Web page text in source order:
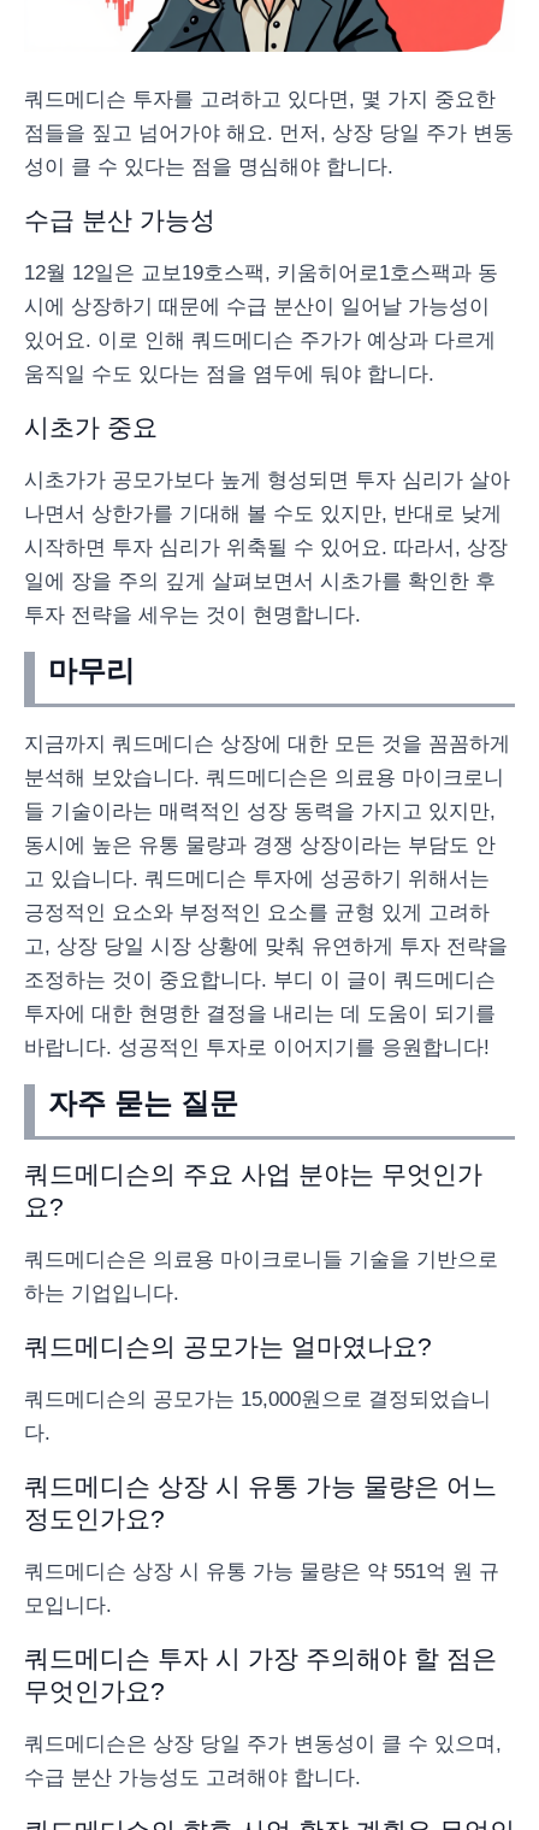
쿼드메디슨 투자를 고려하고 있다면, 몇 가지 중요한
점들을 짚고 넘어가야 해요. 먼저, 상장 당일 주가 변동
성이 클 수 있다는 점을 명심해야 합니다.
수급 분산 가능성
12월 12일은 교보19호스팩, 키움히어로1호스팩과 동
시에 상장하기 때문에 수급 분산이 일어날 가능성이
있어요. 이로 인해 쿼드메디슨 주가가 예상과 다르게
움직일 수도 있다는 점을 염두에 둬야 합니다.
시초가 중요
시초가가 공모가보다 높게 형성되면 투자 심리가 살아
나면서 상한가를 기대해 볼 수도 있지만, 반대로 낮게
시작하면 투자 심리가 위축될 수 있어요. 따라서, 상장
일에 장을 주의 깊게 살펴보면서 시초가를 확인한 후
투자 전략을 세우는 것이 현명합니다.
마무리
지금까지 쿼드메디슨 상장에 대한 모든 것을 꼼꼼하게
분석해 보았습니다. 쿼드메디슨은 의료용 마이크로니
들 기술이라는 매력적인 성장 동력을 가지고 있지만,
동시에 높은 유통 물량과 경쟁 상장이라는 부담도 안
고 있습니다. 쿼드메디슨 투자에 성공하기 위해서는
긍정적인 요소와 부정적인 요소를 균형 있게 고려하
고, 상장 당일 시장 상황에 맞춰 유연하게 투자 전략을
조정하는 것이 중요합니다. 부디 이 글이 쿼드메디슨
투자에 대한 현명한 결정을 내리는 데 도움이 되기를
바랍니다. 성공적인 투자로 이어지기를 응원합니다!
자주 묻는 질문
쿼드메디슨의 주요 사업 분야는 무엇인가
요?
쿼드메디슨은 의료용 마이크로니들 기술을 기반으로
하는 기업입니다.
쿼드메디슨의 공모가는 얼마였나요?
쿼드메디슨의 공모가는 15,000원으로 결정되었습니
다.
쿼드메디슨 상장 시 유통 가능 물량은 어느
정도인가요?
쿼드메디슨 상장 시 유통 가능 물량은 약 551억 원 규
모입니다.
쿼드메디슨 투자 시 가장 주의해야 할 점은
무엇인가요?
쿼드메디슨은 상장 당일 주가 변동성이 클 수 있으며,
수급 분산 가능성도 고려해야 합니다.